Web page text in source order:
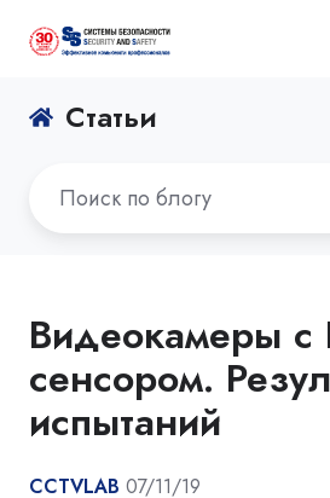
Статьи
Видеокамеры с
сенсором.
испытаний
CCTVLAB 07/11/19